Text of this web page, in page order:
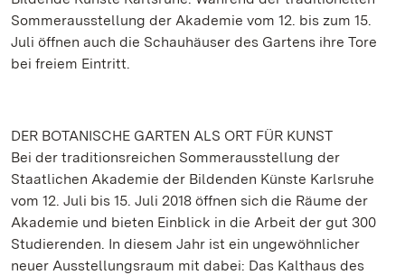
Sommerausstellung der Akademie vom 12. bis zum 15.
Juli öffnen auch die Schauhäuser des Gartens ihre Tore
bei freiem Eintritt.
DER BOTANISCHE GARTEN ALS ORT FÜR KUNST
Bei der traditionsreichen Sommerausstellung der
Staatlichen Akademie der Bildenden Künste Karlsruhe
vom 12. Juli bis 15. Juli 2018 öffnen sich die Räume der
Akademie und bieten Einblick in die Arbeit der gut 300
Studierenden. In diesem Jahr ist ein ungewöhnlicher
neuer Ausstellungsraum mit dabei: Das Kalthaus des